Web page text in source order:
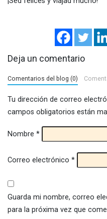
Deja un comentario
Comentarios del blog (0)
Tu dirección de correo
campos obligatorios están
Nombre *
Correo electrónico *
Guarda mi nombre, correo
para la próxima vez que